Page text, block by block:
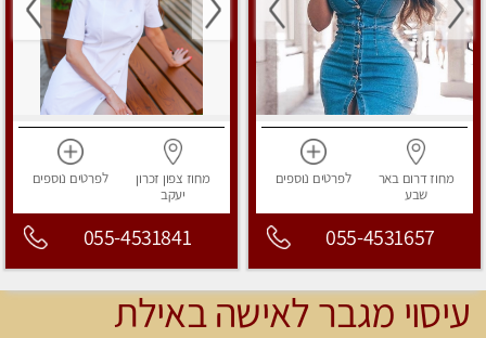
מחוז דרום באר
שבע
לפרטים נוספים
055-4531657
מחוז צפון זכרון
יעקב
לפרטים נוספים
055-4531841
עיסוי מגבר לאישה באילת